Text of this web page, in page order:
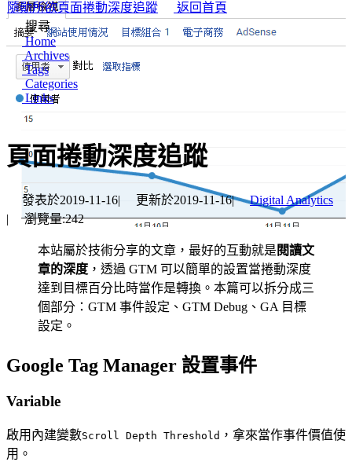
隨勛所欲頁面捲動深度追蹤
返回首頁
搜尋
Home
Archives
Tags
Categories
Links
頁面捲動深度追蹤
發表於2019-11-16| 更新於2019-11-16|
Digital Analytics
|
瀏覽量:242
本站屬於技術分享的文章，最好的互動就是 閱讀文
章的深度 ，透過 GTM 可以簡單的設置當捲動深度
達到目標百分比時當作是轉換。本篇可以拆分成三
個部分：GTM 事件設定、GTM Debug、GA 目標
設定。
Google Tag Manager 設置事件
Variable
啟用內建變數Scroll Depth Threshold ，拿來當作事件價值使
用。